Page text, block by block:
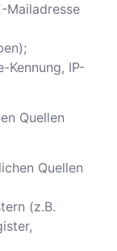
Mailadresse
Kennung, IP-
Quellen
Quellen
(z.B.